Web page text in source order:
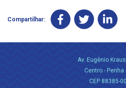
Compartilhar:
Av. Eugênio
Centro - Penha
CEP 88385-